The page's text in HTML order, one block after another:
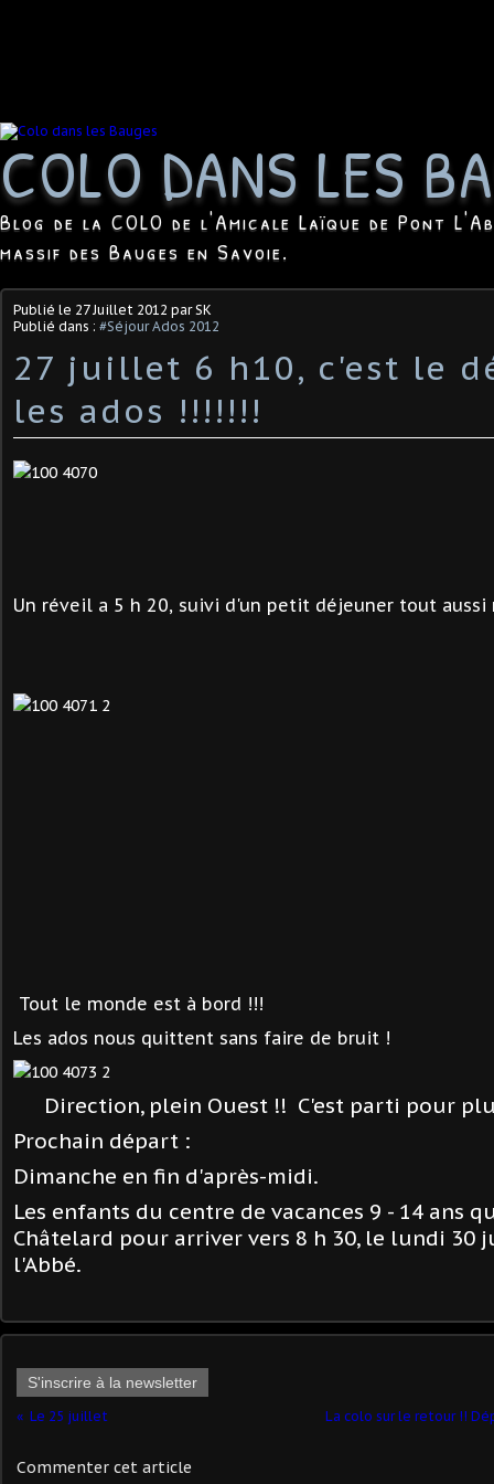
COLO DANS LES
Blog de la COLO de l'Amicale Laïque de Pont
massif des Bauges en Savoie.
Publié le 27 Juillet 2012 par SK
Publié dans : #Séjour Ados 2012
27 juillet 6 h10, c'est le
les ados !!!!!!!
Un réveil a 5 h 20, suivi d'un petit déjeuner tout aussi
Tout le monde est à bord !!!
Les ados nous quittent sans faire de bruit !
Direction, plein Ouest !! C'est parti pour
Prochain départ :
Dimanche en fin d'après-midi.
Les enfants du centre de vacances 9 - 14 ans
Châtelard pour arriver vers 8 h 30, le lundi 30
l'Abbé.
S'inscrire à la newsletter
Le 25 juillet La colo sur le retour !!
Commenter cet article